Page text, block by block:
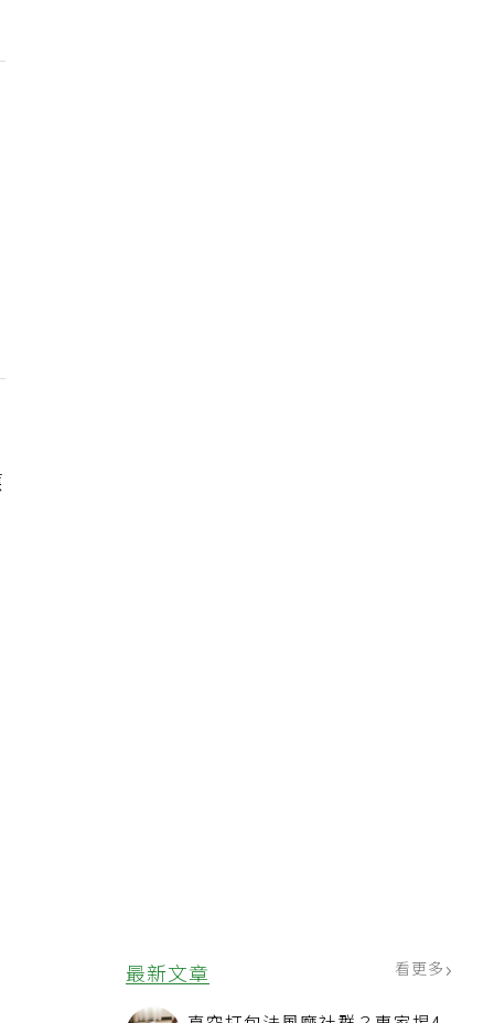
最新文章 看更多